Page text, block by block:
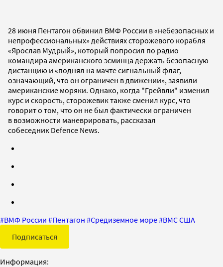
28 июня Пентагон обвинил ВМФ России в «небезопасных и
непрофессиональных» действиях сторожевого корабля
«Ярослав Мудрый», который попросил по радио
командира американского эсминца держать безопасную
дистанцию и «поднял на мачте сигнальный флаг,
означающий, что он ограничен в движении», заявили
американские моряки. Однако, когда "Грейвли" изменил
курс и скорость, сторожевик также сменил курс, что
говорит о том, что он не был фактически ограничен
в возможности маневрировать, рассказал
собеседник Defence News.
#ВМФ России #Пентагон #Средиземное море#ВМС США
Подписаться
Информация: